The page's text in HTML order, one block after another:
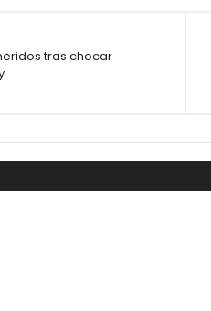
tras chocar